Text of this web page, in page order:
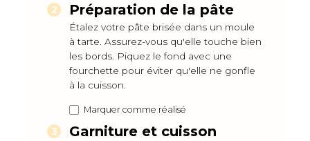
Préparation de la pâte
Étalez votre pâte brisée dans un moule
à tarte. Assurez-vous qu'elle touche bien
les bords. Piquez le fond avec une
fourchette pour éviter qu'elle ne gonfle
à la cuisson.
Marquer comme réalisé
Garniture et cuisson